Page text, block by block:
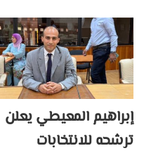
إبراهيم المعيطي يعلن
ترشحه للانتخابات